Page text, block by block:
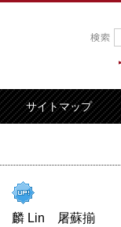
サイトマップ
麟 Lin 屠蘇揃